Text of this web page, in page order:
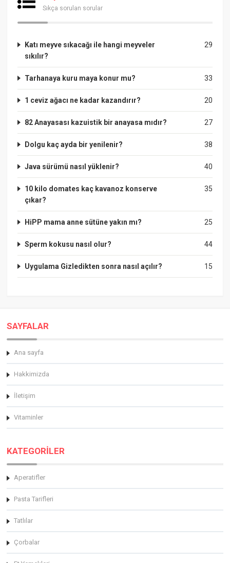
Sıkça sorulan sorular
29
Katı meyve sıkacağı ile hangi meyveler
sıkılır?
33
Tarhanaya kuru maya konur mu?
20
1 ceviz ağacı ne kadar kazandırır?
27
82 Anayasası kazuistik bir anayasa mıdır?
38
Dolgu kaç ayda bir yenilenir?
40
Java sürümü nasıl yüklenir?
35
10 kilo domates kaç kavanoz konserve
çıkar?
25
HiPP mama anne sütüne yakın mı?
44
Sperm kokusu nasıl olur?
15
Uygulama Gizledikten sonra nasıl açılır?
SAYFALAR
Ana sayfa
Hakkimizda
İletişim
Vitaminler
KATEGORİLER
Aperatifler
Pasta Tarifleri
Tatlılar
Çorbalar